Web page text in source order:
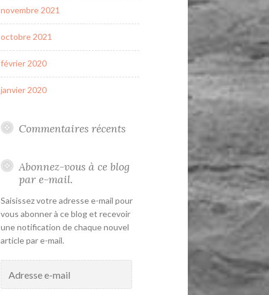
novembre 2021
octobre 2021
février 2020
janvier 2020
Commentaires récents
Abonnez-vous à ce blog
par e-mail.
Saisissez votre adresse e-mail pour
vous abonner à ce blog et recevoir
une notification de chaque nouvel
article par e-mail.
mail